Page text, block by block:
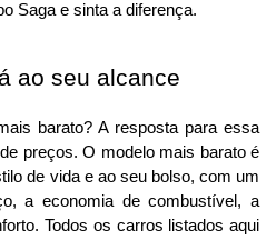
Saga e sinta a diferença.
ao seu alcance
barato? A resposta para essa
preços. O modelo mais barato é
de vida e ao seu bolso, com um
a economia de combustível, a
Todos os carros listados aqui